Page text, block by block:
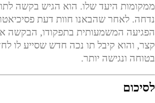
ממקומות היעד שלו. הוא הגיש בקשה
נדחה. לאחר שהבאנו חוות דעת
הפגיעה המשמעותית בתפקודו, הבקשה
קצר, והוא קיבל תו נכה חדש שסייע לו
בטוחה ונגישה יותר.
לסיכום